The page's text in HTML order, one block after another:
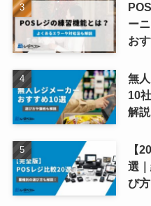
ー
お
無
10
解説
【
選
び